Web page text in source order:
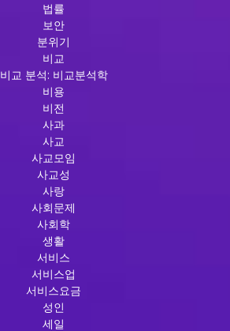
법률
보안
분위기
비교
비교 분석: 비교분석학
비용
비전
사과
사교
사교모임
사교성
사랑
사회문제
사회학
생활
서비스
서비스업
서비스요금
성인
세일